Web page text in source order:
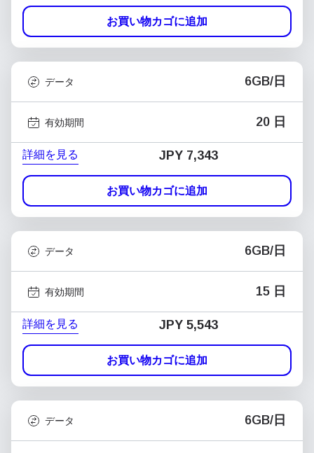
お買い物カゴに追加
データ 6GB/日
有効期間 20 日
詳細を見る JPY 7,343
お買い物カゴに追加
データ 6GB/日
有効期間 15 日
詳細を見る JPY 5,543
お買い物カゴに追加
データ 6GB/日